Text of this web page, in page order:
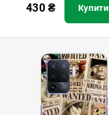
430₴ Купити